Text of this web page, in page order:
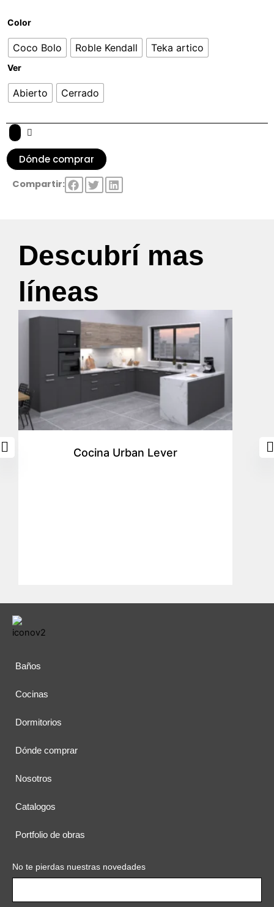
Color
Coco Bolo Roble Kendall Teka artico
Ver
Abierto Cerrado
Dónde comprar
Compartir:
Descubrí mas
líneas
Cocina Urban Lever
Baños
Cocinas
Dormitorios
Dónde comprar
Nosotros
Catalogos
Portfolio de obras
No te pierdas nuestras novedades